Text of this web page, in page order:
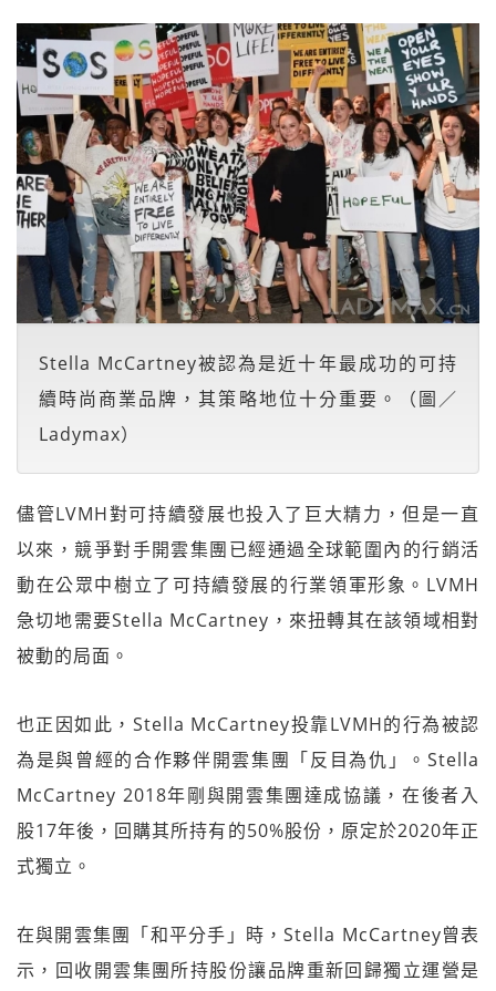
Stella McCartney被認為是近十年最成功的可持
續時尚商業品牌，其策略地位十分重要。（圖／
Ladymax）
儘管LVMH對可持續發展也投入了巨大精力，但是一直
以來，競爭對手開雲集團已經通過全球範圍內的行銷活
動在公眾中樹立了可持續發展的行業領軍形象。LVMH
急切地需要Stella McCartney，來扭轉其在該領域相對
被動的局面。
也正因如此，Stella McCartney投靠LVMH的行為被認
為是與曾經的合作夥伴開雲集團「反目為仇」。Stella
McCartney 2018年剛與開雲集團達成協議，在後者入
股17年後，回購其所持有的50%股份，原定於2020年正
式獨立。
在與開雲集團「和平分手」時，Stella McCartney曾表
示，回收開雲集團所持股份讓品牌重新回歸獨立運營是